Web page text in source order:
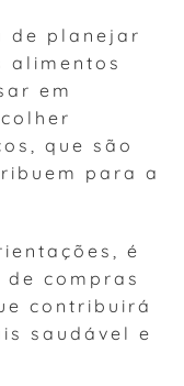
de planejar
alimentos
em
que são
para a
é
compras
contribuirá
saudável e